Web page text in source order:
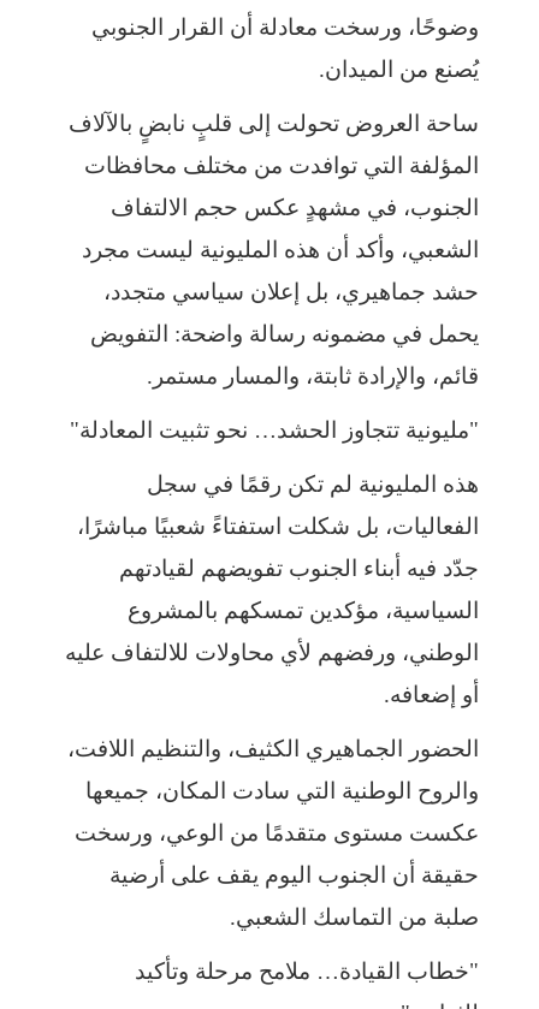
وضوحًا، ورسخت معادلة أن القرار الجنوبي
يُصنع من الميدان.
ساحة العروض تحولت إلى قلبٍ نابضٍ بالآلاف
المؤلفة التي توافدت من مختلف محافظات
الجنوب، في مشهدٍ عكس حجم الالتفاف
الشعبي، وأكد أن هذه المليونية ليست مجرد
حشد جماهيري، بل إعلان سياسي متجدد،
يحمل في مضمونه رسالة واضحة: التفويض
قائم، والإرادة ثابتة، والمسار مستمر.
"مليونية تتجاوز الحشد… نحو تثبيت المعادلة"
هذه المليونية لم تكن رقمًا في سجل
الفعاليات، بل شكلت استفتاءً شعبيًا مباشرًا،
جدّد فيه أبناء الجنوب تفويضهم لقيادتهم
السياسية، مؤكدين تمسكهم بالمشروع
الوطني، ورفضهم لأي محاولات للالتفاف عليه
أو إضعافه.
الحضور الجماهيري الكثيف، والتنظيم اللافت،
والروح الوطنية التي سادت المكان، جميعها
عكست مستوى متقدمًا من الوعي، ورسخت
حقيقة أن الجنوب اليوم يقف على أرضية
صلبة من التماسك الشعبي.
"خطاب القيادة… ملامح مرحلة وتأكيد